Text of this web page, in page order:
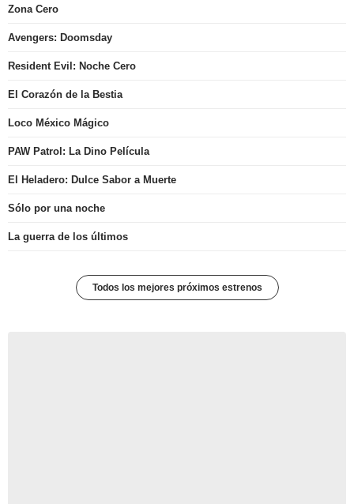
Zona Cero
Avengers: Doomsday
Resident Evil: Noche Cero
El Corazón de la Bestia
Loco México Mágico
PAW Patrol: La Dino Película
El Heladero: Dulce Sabor a Muerte
Sólo por una noche
La guerra de los últimos
Todos los mejores próximos estrenos